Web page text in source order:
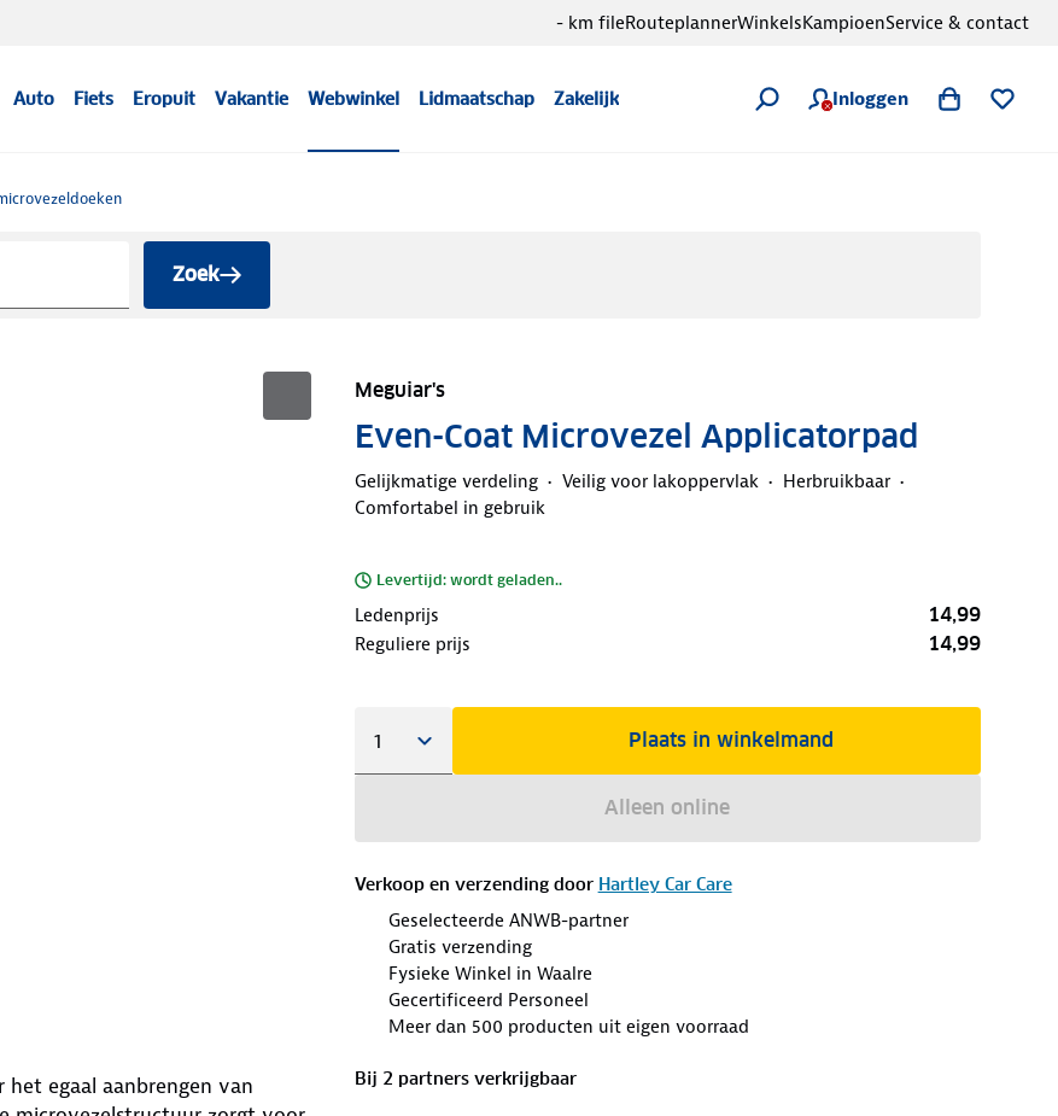
Auto Fiets Eropuit Vakantie Webwinkel Lidmaatschap Zakelijk Inloggen
- km fileRouteplannerWinkelsKampioenService & contact
Zoek
Meguiar's
Even-Coat Microvezel Applicatorpad
Gelijkmatige verdeling Veilig voor lakoppervlak
Herbruikbaar
Comfortabel in gebruik
Levertijd: wordt geladen..
Ledenprijs 14,99
Reguliere prijs 14,99
Plaats in winkelmand
Alleen online
Verkoop en verzending door Hartley Car Care
Geselecteerde ANWB-partner
Gratis verzending
Fysieke Winkel in Waalre
Gecertificeerd Personeel
Meer dan 500 producten uit eigen voorraad
Bij 2 partnersverkrijgbaar
het egaal aanbrengen van